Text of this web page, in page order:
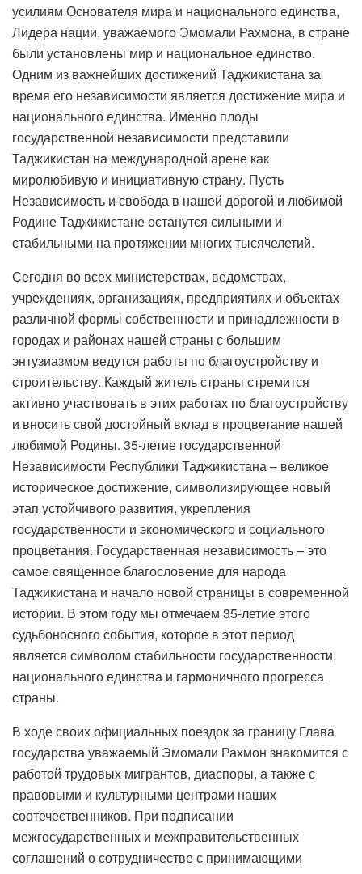
усилиям Основателя мира и национального единства,
Лидера нации, уважаемого Эмомали Рахмона, в стране
были установлены мир и национальное единство.
Одним из важнейших достижений Таджикистана за
время его независимости является достижение мира и
национального единства. Именно плоды
государственной независимости представили
Таджикистан на международной арене как
миролюбивую и инициативную страну. Пусть
Независимость и свобода в нашей дорогой и любимой
Родине Таджикистане останутся сильными и
стабильными на протяжении многих тысячелетий.
Сегодня во всех министерствах, ведомствах,
учреждениях, организациях, предприятиях и объектах
различной формы собственности и принадлежности в
городах и районах нашей страны с большим
энтузиазмом ведутся работы по благоустройству и
строительству. Каждый житель страны стремится
активно участвовать в этих работах по благоустройству
и вносить свой достойный вклад в процветание нашей
любимой Родины. 35-летие государственной
Независимости Республики Таджикистана – великое
историческое достижение, символизирующее новый
этап устойчивого развития, укрепления
государственности и экономического и социального
процветания. Государственная независимость – это
самое священное благословение для народа
Таджикистана и начало новой страницы в современной
истории. В этом году мы отмечаем 35-летие этого
судьбоносного события, которое в этот период
является символом стабильности государственности,
национального единства и гармоничного прогресса
страны.
В ходе своих официальных поездок за границу Глава
государства уважаемый Эмомали Рахмон знакомится с
работой трудовых мигрантов, диаспоры, а также с
правовыми и культурными центрами наших
соотечественников. При подписании
межгосударственных и межправительственных
соглашений о сотрудничестве с принимающими